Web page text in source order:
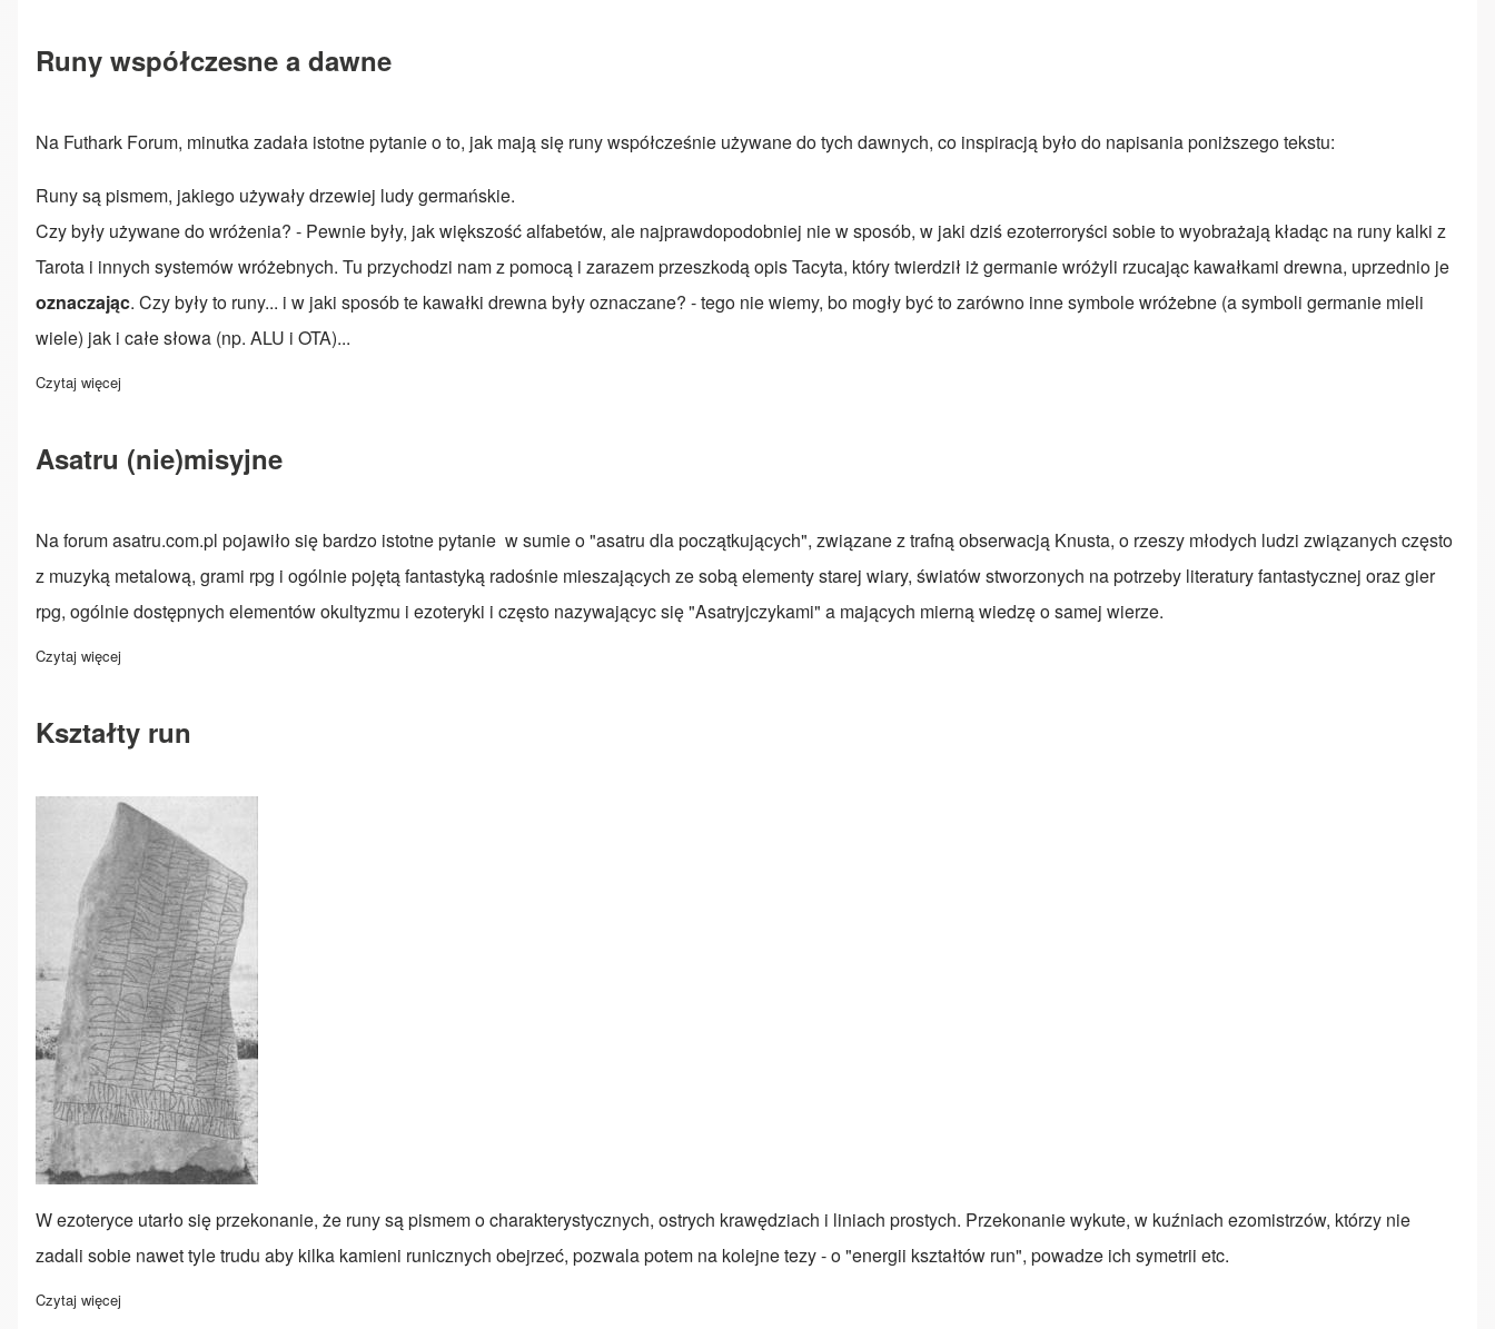
Runy współczesne a dawne
Na Futhark Forum, minutka zadała istotne pytanie o to, jak mają się runy współcześnie używane do tych dawnych, co inspiracją było do napisania poniższego tekstu:
Runy są pismem, jakiego używały drzewiej ludy germańskie.
Czy były używane do wróżenia? - Pewnie były, jak większość alfabetów, ale najprawdopodobniej nie w sposób, w jaki dziś ezoterroryści sobie to wyobrażają kładąc na runy kalki z
Tarota i innych systemów wróżebnych. Tu przychodzi nam z pomocą i zarazem przeszkodą opis Tacyta, który twierdził iż germanie wróżyli rzucając kawałkami drewna, uprzednio je
oznaczając. Czy były to runy... i w jaki sposób te kawałki drewna były oznaczane? - tego nie wiemy, bo mogły być to zarówno inne symbole wróżebne (a symboli germanie mieli
wiele) jak i całe słowa (np. ALU i OTA)...
Czytaj więcej
Asatru (nie)misyjne
Na forum asatru.com.pl pojawiło się bardzo istotne pytanie w sumie o "asatru dla początkujących", związane z trafną obserwacją Knusta, o rzeszy młodych ludzi związanych często
z muzyką metalową, grami rpg i ogólnie pojętą fantastyką radośnie mieszających ze sobą elementy starej wiary, światów stworzonych na potrzeby literatury fantastycznej oraz gier
rpg, ogólnie dostępnych elementów okultyzmu i ezoteryki i często nazywającyc się "Asatryjczykami" a mających mierną wiedzę o samej wierze.
Czytaj więcej
Kształty run
W ezoteryce utarło się przekonanie, że runy są pismem o charakterystycznych, ostrych krawędziach i liniach prostych. Przekonanie wykute, w kuźniach ezomistrzów, którzy nie
zadali sobie nawet tyle trudu aby kilka kamieni runicznych obejrzeć, pozwala potem na kolejne tezy - o "energii kształtów run", powadze ich symetrii etc.
Czytaj więcej